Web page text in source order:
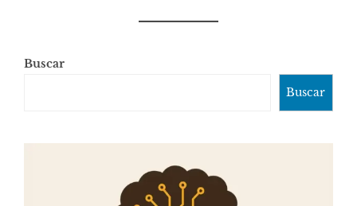
Buscar
Buscar